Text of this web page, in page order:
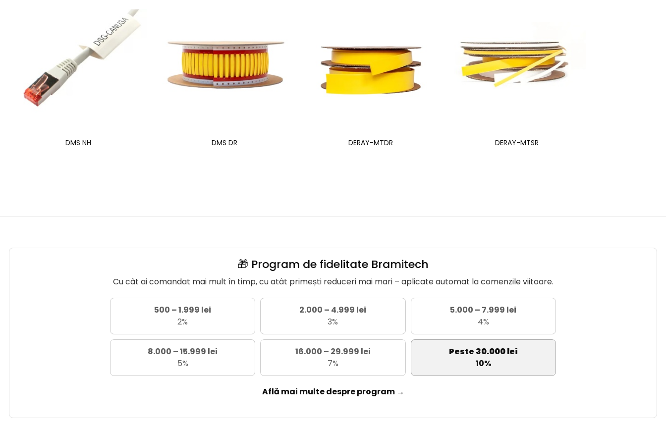
DMS NH DMS DR DERAY-MTDR DERAY-MTSR
🎁 Program de fidelitate Bramitech
Cu cât ai comandat mai mult în timp, cu atât primești reduceri mai mari – aplicate automat la comenzile viitoare.
500 – 1.999 lei
2%
2.000 – 4.999 lei
3%
5.000 – 7.999 lei
4%
8.000 – 15.999 lei
5%
16.000 – 29.999 lei
7%
Peste 30.000 lei
10%
Află mai multe despre program →